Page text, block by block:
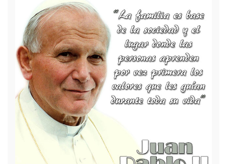
Contrato 001 – Adición Presupuestal para la
Vigencia 2025
PROYECTO PESCC 2023
DÍA DEL ESTUDIANTE 2023
Acuerdo N.º 8 - Modificación del Plan Anual de
Adquisiciones 2024
AUDIENCIA RENDICIÓN DE CUENTAS VIGENCIA